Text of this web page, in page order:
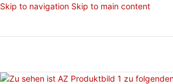
Skip to navigation Skip to main content